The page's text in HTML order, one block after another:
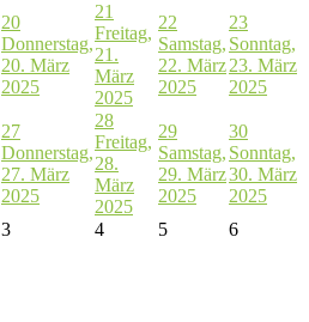
20
Donnerstag,
20. März
2025
21
Freitag,
21.
März
2025
22
Samstag,
22. März
2025
23
Sonntag,
23. März
2025
27
Donnerstag,
27. März
2025
28
Freitag,
28.
März
2025
29
Samstag,
29. März
2025
30
Sonntag,
30. März
2025
3 4 5 6